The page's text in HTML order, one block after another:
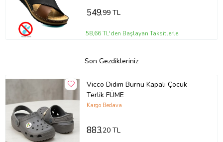
549,99 TL
58,66 TL'den Başlayan Taksitlerle
Son Gezdikleriniz
Vicco Didim Burnu Kapalı Çocuk
Terlik FÜME
Kargo Bedava
883,20 TL